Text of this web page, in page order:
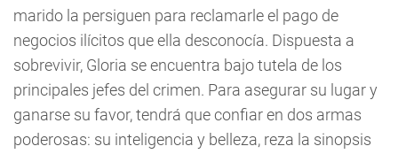
marido la persiguen para reclamarle el pago de
negocios ilícitos que ella desconocía. Dispuesta a
sobrevivir, Gloria se encuentra bajo tutela de los
principales jefes del crimen. Para asegurar su lugar y
ganarse su favor, tendrá que confiar en dos armas
poderosas: su inteligencia y belleza, reza la sinopsis